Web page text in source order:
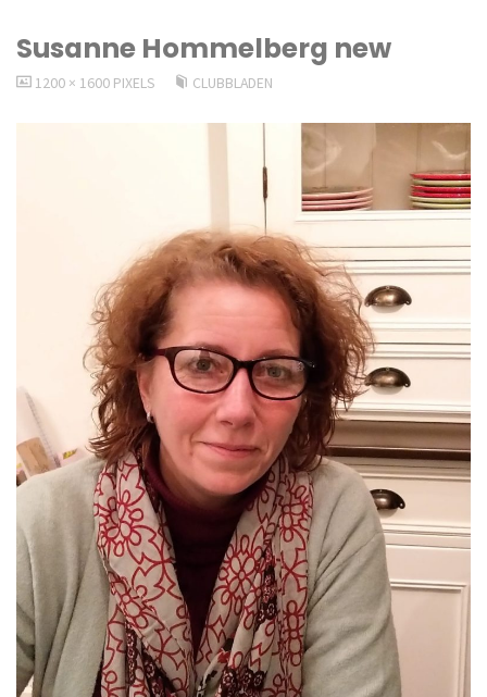
Susanne Hommelberg new
VOLLEDIGE
1200 × 1600 PIXELS CLUBBLADEN